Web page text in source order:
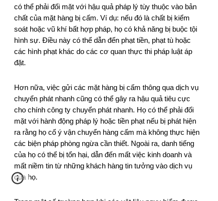
có thể phải đối mặt với hậu quả pháp lý tùy thuộc vào bản
chất của mặt hàng bị cấm. Ví dụ: nếu đó là chất bị kiểm
soát hoặc vũ khí bất hợp pháp, họ có khả năng bị buộc tội
hình sự. Điều này có thể dẫn đến phạt tiền, phạt tù hoặc
các hình phạt khác do các cơ quan thực thi pháp luật áp
đặt.
Hơn nữa, việc gửi các mặt hàng bị cấm thông qua dịch vụ
chuyển phát nhanh cũng có thể gây ra hậu quả tiêu cực
cho chính công ty chuyển phát nhanh. Họ có thể phải đối
mặt với hành động pháp lý hoặc tiền phạt nếu bị phát hiện
ra rằng họ cố ý vận chuyển hàng cấm mà không thực hiện
các biện pháp phòng ngừa cần thiết. Ngoài ra, danh tiếng
của họ có thể bị tổn hại, dẫn đến mất việc kinh doanh và
mất niềm tin từ những khách hàng tin tưởng vào dịch vụ
của họ.